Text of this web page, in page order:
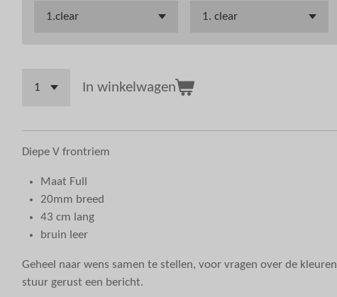
In winkelwagen
Diepe V frontriem
Maat Full
20mm breed
43 cm lang
bruin leer
Geheel naar wens samen te stellen, voor vragen over de kleuren
stuur gerust een bericht.